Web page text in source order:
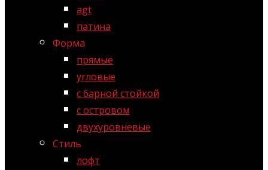
agt
патина
Форма
прямые
угловые
с барной стойкой
с островом
двухуровневые
Стиль
лофт